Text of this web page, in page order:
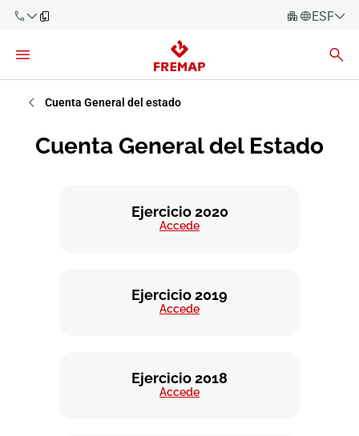
900 61 00
61
+34 91
919 61 61
Español
Cuenta General del estado
Cuenta General del Estado
Ejercicio 2020
Accede
Ejercicio 2019
Accede
Ejercicio 2018
Accede